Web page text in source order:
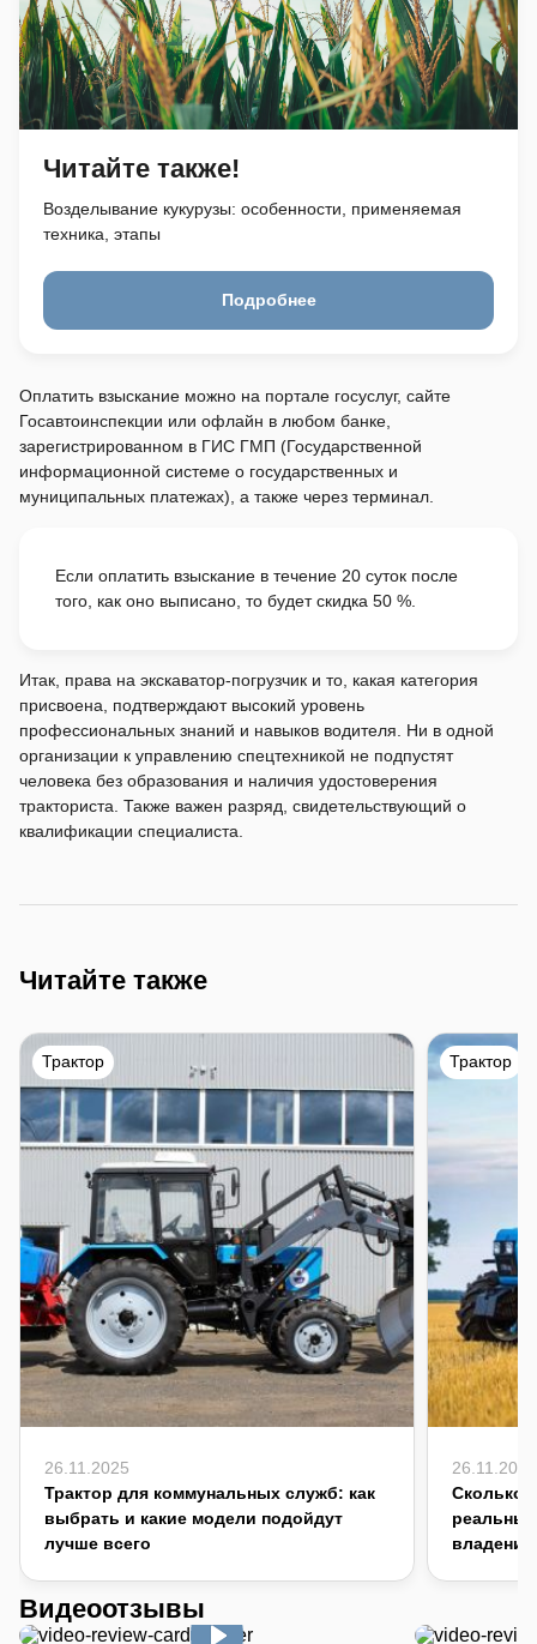
Читайте также!
Возделывание кукурузы: особенности, применяемая
техника, этапы
Подробнее
Оплатить взыскание можно на портале госуслуг, сайте
Госавтоинспекции или офлайн в любом банке,
зарегистрированном в ГИС ГМП (Государственной
информационной системе о государственных и
муниципальных платежах), а также через терминал.
Если оплатить взыскание в течение 20 суток после
того, как оно выписано, то будет скидка 50 %.
Итак, права на экскаватор-погрузчик и то, какая категория
присвоена, подтверждают высокий уровень
профессиональных знаний и навыков водителя. Ни в одной
организации к управлению спецтехникой не подпустят
человека без образования и наличия удостоверения
тракториста. Также важен разряд, свидетельствующий о
квалификации специалиста.
Читайте также
Трактор
26.11.2025
Трактор для коммунальных служб: как
выбрать и какие модели подойдут
лучше всего
Трактор
26.11.2025
Сколько
владения
Видеоотзывы